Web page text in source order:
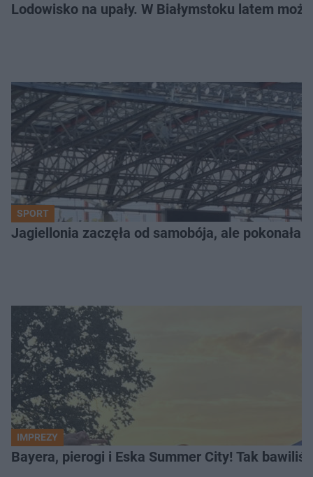
Lodowisko na upały. W Białymstoku latem
SPORT
Jagiellonia zaczęła od samobója, ale pokonała
IMPREZY
Bayera, pierogi i Eska Summer City! Tak